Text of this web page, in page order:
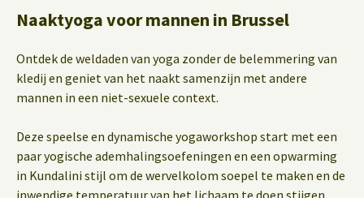
Naaktyoga voor mannen in Brussel
Ontdek de weldaden van yoga zonder de belemmering van
kledij en geniet van het naakt samenzijn met andere
mannen in een niet-sexuele context.
Deze speelse en dynamische yogaworkshop start met een
paar yogische ademhalingsoefeningen en een opwarming
in Kundalini stijl om de wervelkolom soepel te maken en de
inwendige temperatuur van het lichaam te doen stijgen.